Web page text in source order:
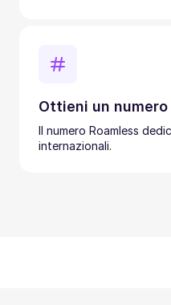
Ottieni un
Il numero Roamless
internazionali.